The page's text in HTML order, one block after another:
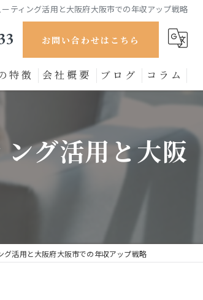
ティング活用と大阪府大阪市での年収アップ戦略
お問い合わせはこちら
特徴 会社概要 ブログ コラム
グ活用と大阪
活用と大阪府大阪市での年収アップ戦略